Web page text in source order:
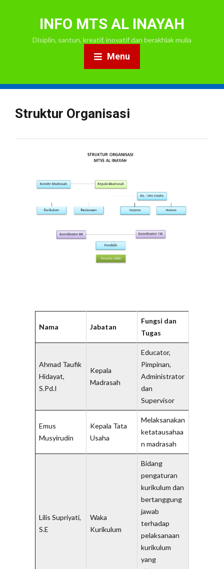
INFO MTS AL INAYAH
Disiplin, santun, kreatif, inovatif dan berakhlak mulia
Menu
Struktur Organisasi
Nama Jabatan
Fungsi dan
Tugas
Ahmad Taufik
Hidayat,
S.Pd.I
Kepala
Madrasah
Educator,
Pimpinan,
Administrator
dan
Supervisor
Emus
Musyirudin
Kepala Tata
Usaha
Melaksanakan
ketatausahaa
n madrasah
Lilis Supriyati,
S.E
Waka
Kurikulum
Bidang
pengaturan
kurikulum dan
bertanggung
jawab
terhadap
pelaksanaan
kurikulum
yang